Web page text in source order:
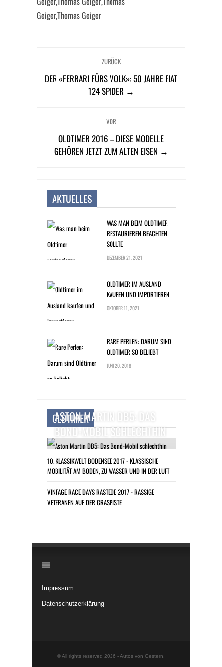
Geiger,Thomas Geiger
ZURÜCK
DER «FERRARI FÜRS VOLK»: 50 JAHRE FIAT
124 SPIDER →
VOR
OLDTIMER 2016 – DIESE MODELLE
GEHÖREN JETZT ZUM ALTEN EISEN →
AKTUELLES
WAS MAN BEIM OLDTIMER
RESTAURIEREN BEACHTEN
SOLLTE
DEZEMBER 21, 2021
OLDTIMER IM AUSLAND
KAUFEN UND IMPORTIEREN
OKTOBER 11, 2021
RARE PERLEN: DARUM SIND
OLDTIMER SO BELIEBT
JUNI 20, 2018
OLDTIMER
ASTON MARTIN DB5: DAS
BOND-MOBIL SCHLECHTHIN
10. KLASSIKWELT BODENSEE 2017 - KLASSISCHE
MOBILITÄT AM BODEN, ZU WASSER UND IN DER LUFT
VINTAGE RACE DAYS RASTEDE 2017 - RASSIGE
VETERANEN AUF DER GRASPISTE
Impressum
Datenschutzerklärung
© All rights reserved 2026 -Autos von Gestern